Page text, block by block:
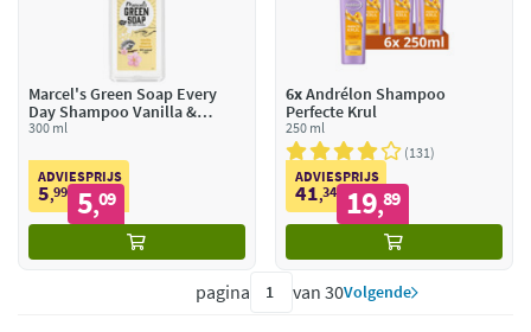
Marcel's Green Soap Every
Day Shampoo Vanilla &
Cherry Blossom
300 ml
ADVIESPRIJS
5,99 5,09
6xAndrélon Shampoo
Perfecte Krul
250 ml
131
ADVIESPRIJS
41,34 19,89
pagina van 30Volgende